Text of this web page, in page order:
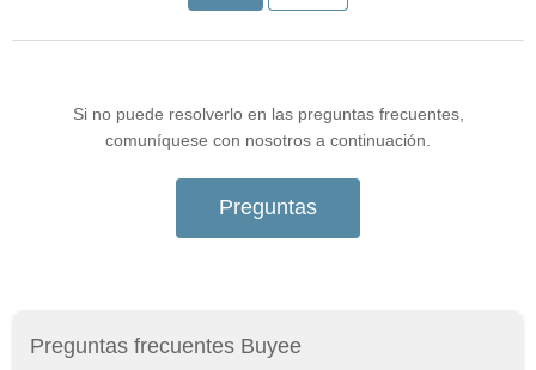
Preguntas frecuentes Buyee
Si no puede resolverlo en las preguntas frecuentes,
comuníquese con nosotros a continuación.
Preguntas